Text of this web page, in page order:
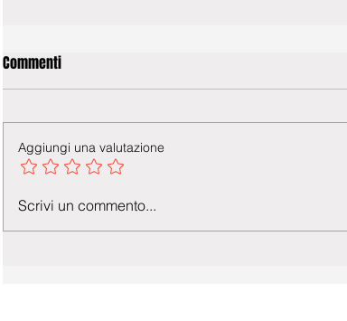
Commenti
Aggiungi una valutazione
Scrivi un commento...